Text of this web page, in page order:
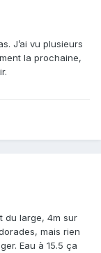
J’ai vu plusieurs
la prochaine,
du large, 4m sur
mais rien
Eau à 15.5 ça